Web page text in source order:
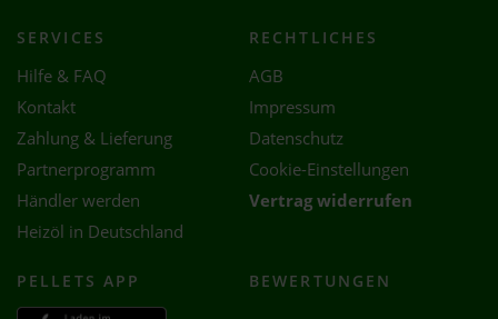
SERVICES
Hilfe & FAQ
Kontakt
Zahlung & Lieferung
Partnerprogramm
Händler werden
Heizöl in Deutschland
RECHTLICHES
AGB
Impressum
Datenschutz
Cookie-Einstellungen
Vertrag widerrufen
PELLETS APP BEWERTUNGEN